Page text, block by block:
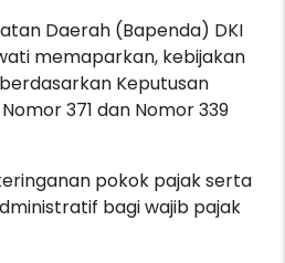
Daerah (Bapenda) DKI
memaparkan, kebijakan
Keputusan
371 dan Nomor 339
pokok pajak serta
bagi wajib pajak